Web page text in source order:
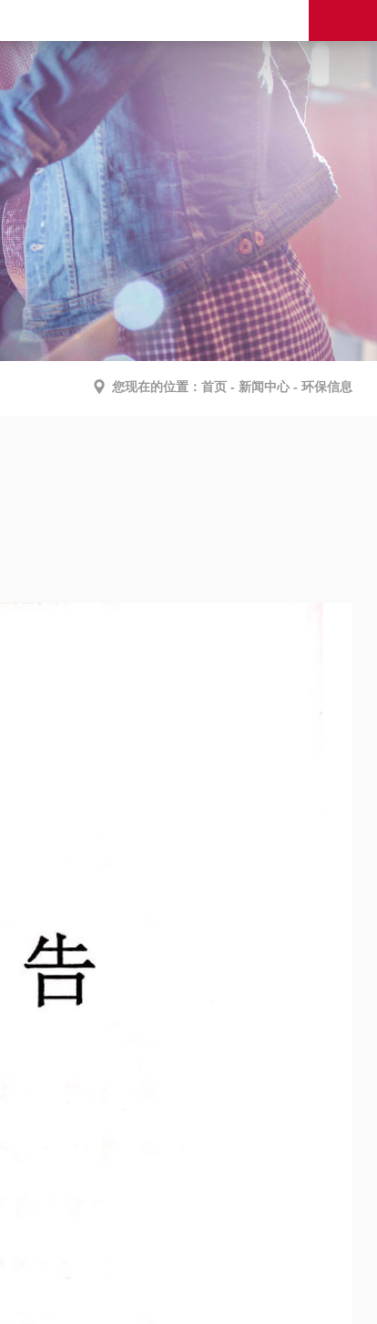
您现在的位置：首页 - 新闻中心-环保信息